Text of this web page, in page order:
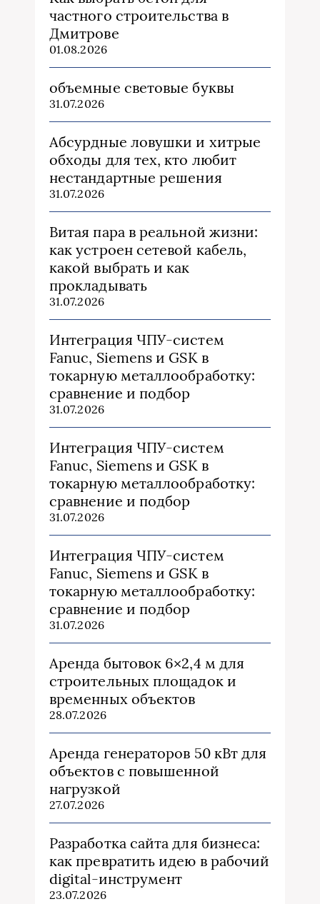
частного строительства в
Дмитрове
01.08.2026
объемные световые буквы
31.07.2026
Абсурдные ловушки и хитрые
обходы для тех, кто любит
нестандартные решения
31.07.2026
Витая пара в реальной жизни:
как устроен сетевой кабель,
какой выбрать и как
прокладывать
31.07.2026
Интеграция ЧПУ-систем
Fanuc, Siemens и GSK в
токарную металлообработку:
сравнение и подбор
31.07.2026
Интеграция ЧПУ-систем
Fanuc, Siemens и GSK в
токарную металлообработку:
сравнение и подбор
31.07.2026
Интеграция ЧПУ-систем
Fanuc, Siemens и GSK в
токарную металлообработку:
сравнение и подбор
31.07.2026
Аренда бытовок 6×2,4 м для
строительных площадок и
временных объектов
28.07.2026
Аренда генераторов 50 кВт для
объектов с повышенной
нагрузкой
27.07.2026
Разработка сайта для бизнеса:
как превратить идею в рабочий
digital-инструмент
23.07.2026